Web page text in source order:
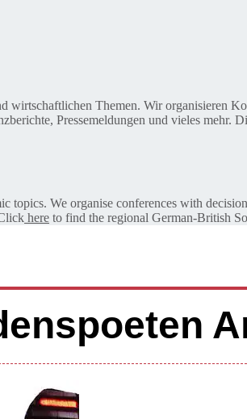
Themen. Wir organisieren
Pressemeldungen und vieles mehr.
We organise conferences with
here to find the regional German-British